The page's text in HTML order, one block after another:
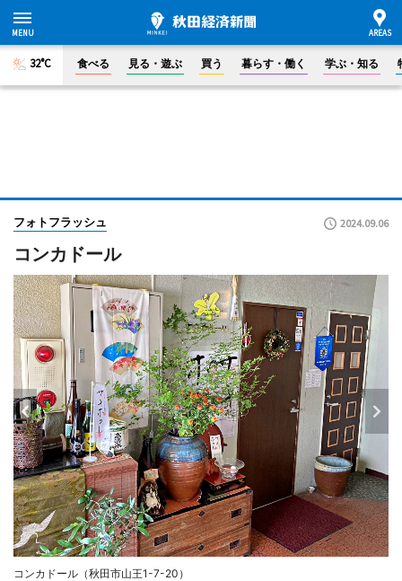
32°C 食べる 見る・遊ぶ 買う 暮らす・働く 学ぶ・知る
フォトフラッシュ 2024.09.06
コンカドール
コンカドール（秋田市山王1-7-20）